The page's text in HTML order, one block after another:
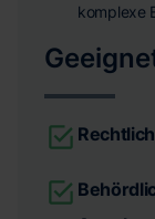
komplexe